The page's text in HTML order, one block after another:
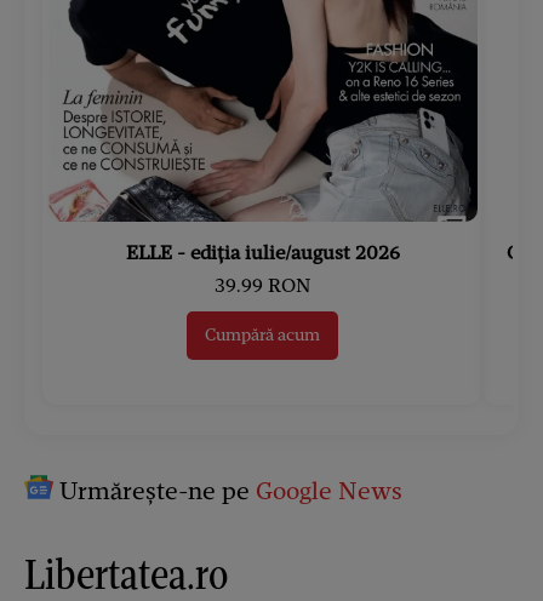
ELLE - ediția iulie/august 2026
39.99 RON
Cumpără acum
Urmărește-ne pe Google News
Libertatea.ro